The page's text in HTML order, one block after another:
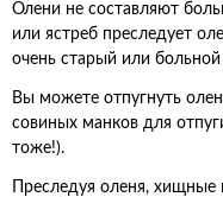
Олени не составляют
или ястреб преследует
очень старый или
Вы можете отпугнуть
совиных манков для
тоже!).
Преследуя оленя,